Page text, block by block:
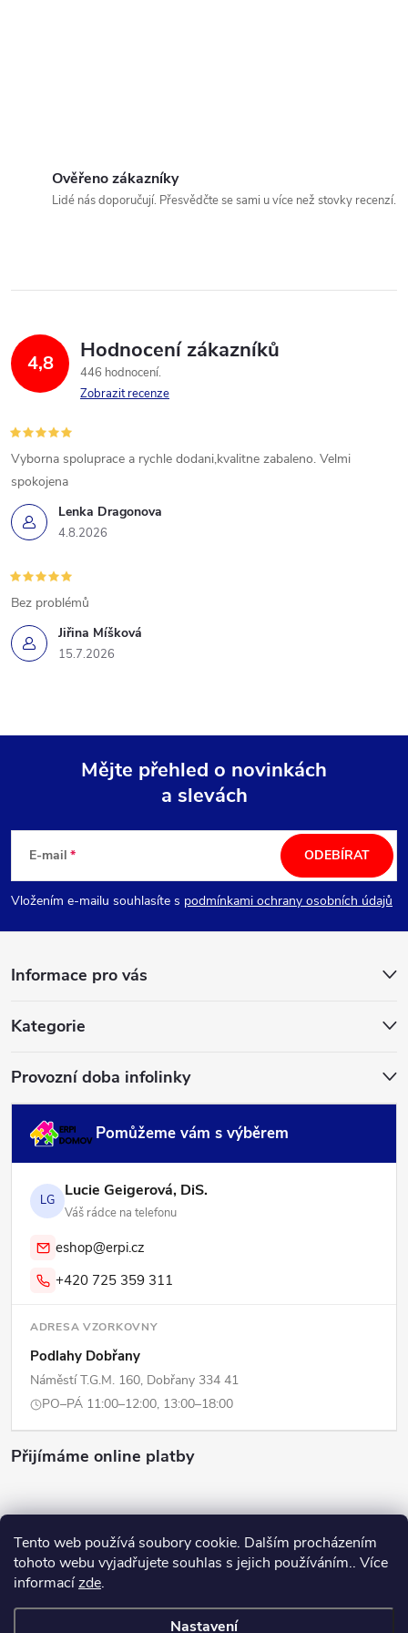
Tento web používá soubory cookie. Dalším procházením
tohoto webu vyjadřujete souhlas s jejich používáním.. Více
informacízde.
Nastavení
Ověřeno zákazníky
Lidé nás doporučují. Přesvědčte se sami u více než stovky recenzí.
4,8 Hodnocení zákazníků
446 hodnocení
Zobrazit recenze
Lenka Dragonova
4.8.2026
Vyborna spoluprace a rychle dodani,kvalitne zabaleno. Velmi
spokojena
Jiřina Míšková
15.7.2026
Bez problémů
p
Mějte přehled o novinkách
a slevách
E-mail
Vložením e-mailu souhlasíte s podmínkami ochrany osobních údajů
ODEBÍRAT
Informace pro vás
Kategorie
Provozní doba infolinky
Pomůžeme vám s výběrem
LG Lucie Geigerová, DiS.
Váš rádce na telefonu
eshop@erpi.cz
+420 725 359 311
ADRESA VZORKOVNY
Podlahy Dobřany
Náměstí T.G.M. 160, Dobřany 334 41
PO–PÁ 11:00–12:00, 13:00–18:00
Přijímáme online platby
Vytvořil Shoptet
Copyright 2026ERPI - Domov. Všechna práva vyhrazena.Upravit